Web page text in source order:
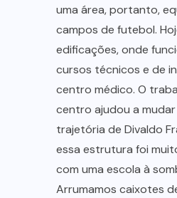
uma área, portanto,
campos de futebol.
edificações, onde
cursos técnicos e de
centro médico. O
centro ajudou a
trajetória de Divaldo
essa estrutura foi
com uma escola à
Arrumamos caixotes